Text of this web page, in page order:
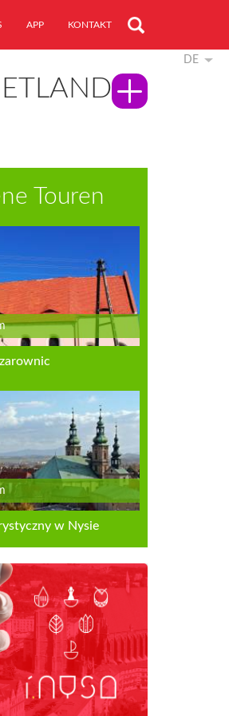
APP KONTAKT
DE
Touren
w Nysie